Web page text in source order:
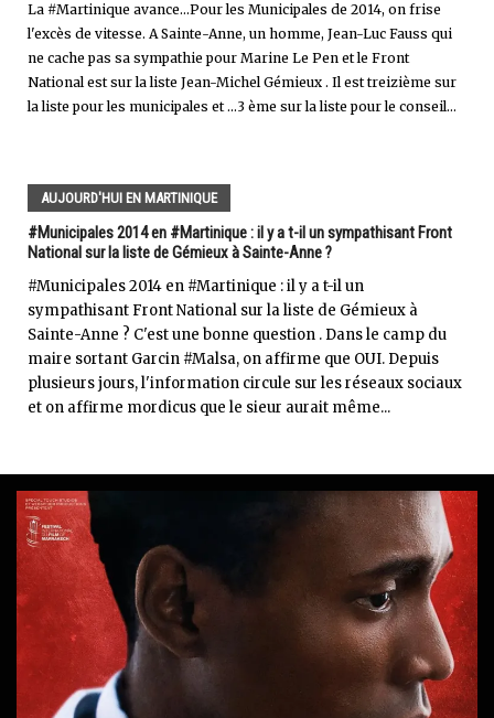
La #Martinique avance...Pour les Municipales de 2014, on frise
l'excès de vitesse. A Sainte-Anne, un homme, Jean-Luc Fauss qui
ne cache pas sa sympathie pour Marine Le Pen et le Front
National est sur la liste Jean-Michel Gémieux . Il est treizième sur
la liste pour les municipales et ...3 ème sur la liste pour le conseil...
AUJOURD'HUI EN MARTINIQUE
#Municipales 2014 en #Martinique : il y a t-il un sympathisant Front
National sur la liste de Gémieux à Sainte-Anne ?
#Municipales 2014 en #Martinique : il y a t-il un
sympathisant Front National sur la liste de Gémieux à
Sainte-Anne ? C'est une bonne question . Dans le camp du
maire sortant Garcin #Malsa, on affirme que OUI. Depuis
plusieurs jours, l'information circule sur les réseaux sociaux
et on affirme mordicus que le sieur aurait même...